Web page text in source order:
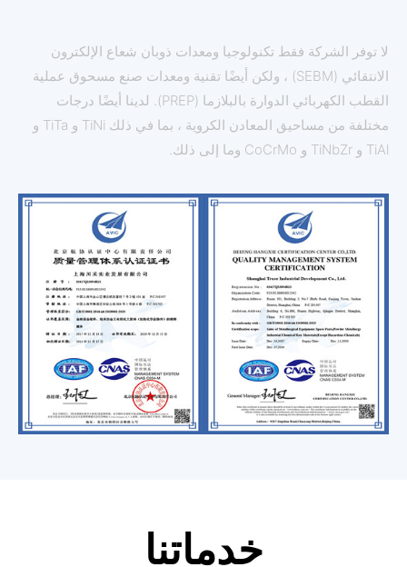
لا توفر الشركة فقط تكنولوجيا ومعدات ذوبان شعاع الإلكترون
الانتقائي (SEBM) ، ولكن أيضًا تقنية ومعدات صنع مسحوق عملية
القطب الكهربائي الدوارة بالبلازما (PREP). لدينا أيضًا درجات
مختلفة من مساحيق المعادن الكروية ، بما في ذلك TiNi و TiTa و
TiAl و TiNbZr و CoCrMo وما إلى ذلك.
خدماتنا